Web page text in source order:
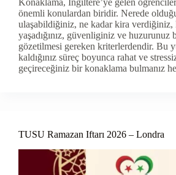
Konaklama, İngiltere’ye gelen
önemli konulardan biridir. Nerede
ulaşabildiğiniz, ne kadar kira verdiğiniz,
yaşadığınız, güvenliginiz ve huzurunuz
gözetilmesi gereken kriterlerdendir. Bu
kaldığınız süreç boyunca rahat ve
geçireceğiniz bir konaklama bulmanız
TUSU Ramazan Iftarı 2026 – Londra